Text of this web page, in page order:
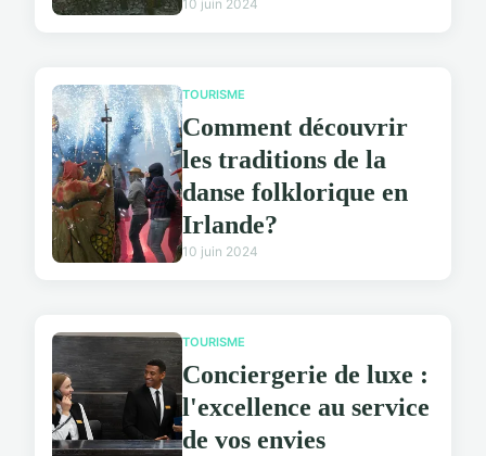
10 juin 2024
TOURISME
Comment découvrir
les traditions de la
danse folklorique en
Irlande?
10 juin 2024
TOURISME
Conciergerie de luxe :
l'excellence au service
de vos envies